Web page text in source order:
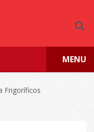
MENU
Frigoríficos